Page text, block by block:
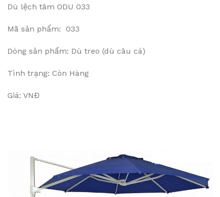
Dù lệch tâm ODU 033
Mã sản phẩm: 033
Dòng sản phẩm: Dù treo (dù câu cá)
Tình trạng: Còn Hàng
Giá: VNĐ